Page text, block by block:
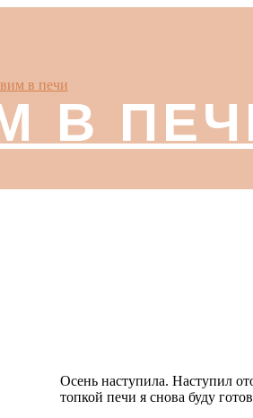
В
Осень наступила. Наступил
топкой печи я снова буду